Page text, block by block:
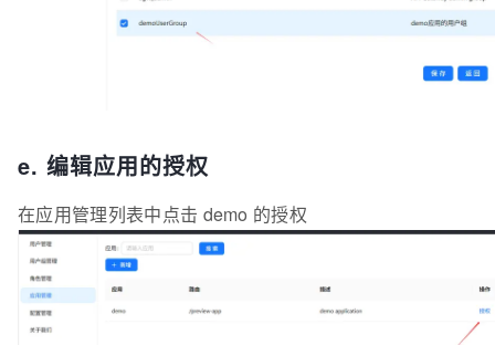
e. 编辑应用的授权
在应用管理列表中点击 demo 的授权